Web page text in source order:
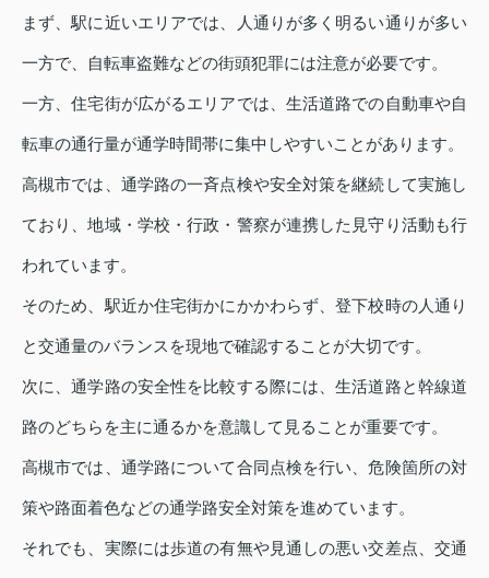
まず、駅に近いエリアでは、人通りが多く明るい通りが多い
一方で、自転車盗難などの街頭犯罪には注意が必要です。
一方、住宅街が広がるエリアでは、生活道路での自動車や自
転車の通行量が通学時間帯に集中しやすいことがあります。
高槻市では、通学路の一斉点検や安全対策を継続して実施し
ており、地域・学校・行政・警察が連携した見守り活動も行
われています。
そのため、駅近か住宅街かにかかわらず、登下校時の人通り
と交通量のバランスを現地で確認することが大切です。
次に、通学路の安全性を比較する際には、生活道路と幹線道
路のどちらを主に通るかを意識して見ることが重要です。
高槻市では、通学路について合同点検を行い、危険箇所の対
策や路面着色などの通学路安全対策を進めています。
それでも、実際には歩道の有無や見通しの悪い交差点、交通